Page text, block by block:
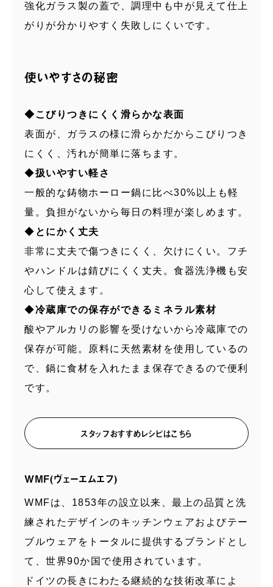
強化ガラス製の蓋で、調理中も中が見えて仕上
がりが分かりやすく失敗しにくいです。
使いやすさの秘密
◆こびりつきにくく滑らかな表面
表面が、ガラスの様に滑らかだからこびりつき
にくく、汚れが簡単に落ちます。
◆扱いやすい軽さ
一般的な鋳物ホーロー鍋に比べ30%以上も軽
量。負担がないから毎日の料理が楽しめます。
◆ とにかく丈夫
非常に丈夫で傷つきにくく、欠けにくい。フチ
やハンドルは錆びにくく丈夫。食器洗浄機も安
心して使えます。
◆冷蔵庫での保存ができるミネラル素材
酸やアルカリの影響を受けないから冷蔵庫での
保存が可能。原料に天然素材を使用しているの
で、鍋に食材を入れたまま保存できるので便利
です。
スタッフおすすめレシピはこちら
WMF(ヴェーエムエフ)
WMFは、1853年の設立以来、最上の品質と洗
練されたデザインのキッチンウェアおよびテー
ブルウェアをトータルに提供するブランドとし
て、世界90か国で使用されています。
ドイツの長きにわたる継続的な技術改革によ